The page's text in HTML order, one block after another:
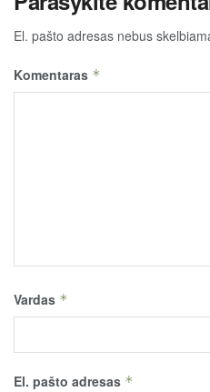
El. pašto adresas nebus
Komentaras *
Vardas *
El. pašto adresas *